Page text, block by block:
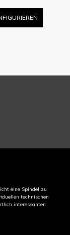
eine Spindel zu
technischen
interessanten